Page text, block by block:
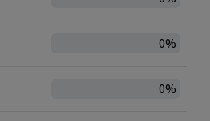
0%
0%